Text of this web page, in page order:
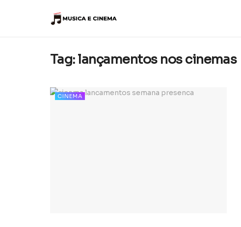
Tag:lançamentos nos cinemas
CINEMA